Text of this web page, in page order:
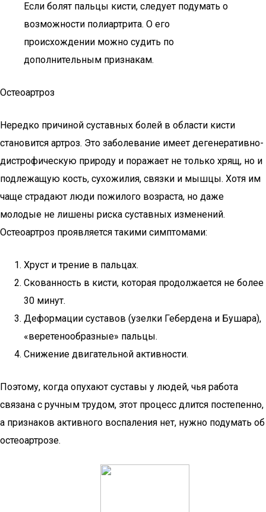
Если болят пальцы кисти, следует подумать о
возможности полиартрита. О его
происхождении можно судить по
дополнительным признакам.
Остеоартроз
Нередко причиной суставных болей в области кисти
становится артроз. Это заболевание имеет дегенеративно-
дистрофическую природу и поражает не только хрящ, но и
подлежащую кость, сухожилия, связки и мышцы. Хотя им
чаще страдают люди пожилого возраста, но даже
молодые не лишены риска суставных изменений.
Остеоартроз проявляется такими симптомами:
Хруст и трение в пальцах.
Скованность в кисти, которая продолжается не более
30 минут.
Деформации суставов (узелки Гебердена и Бушара),
«веретенообразные» пальцы.
Снижение двигательной активности.
Поэтому, когда опухают суставы у людей, чья работа
связана с ручным трудом, этот процесс длится постепенно,
а признаков активного воспаления нет, нужно подумать об
остеоартрозе.